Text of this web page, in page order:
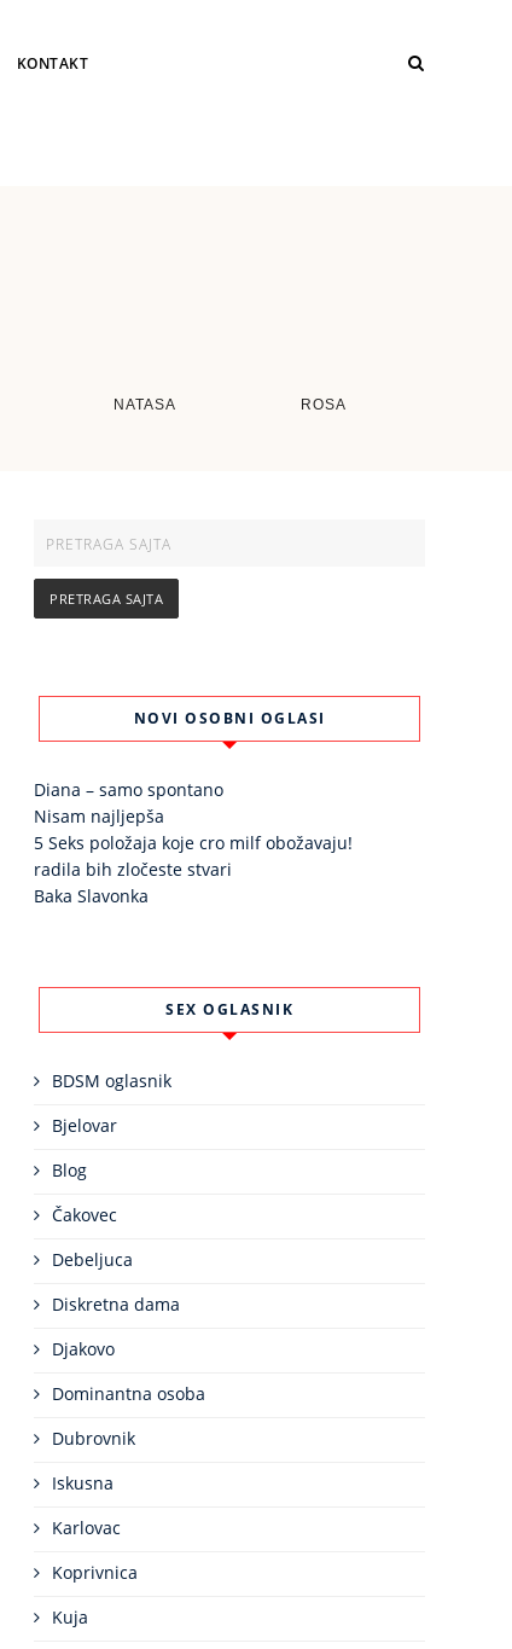
KONTAKT
NATASA ROSA
NOVI OSOBNI OGLASI
Diana – samo spontano
Nisam najljepša
5 Seks položaja koje cro milf obožavaju!
radila bih zločeste stvari
Baka Slavonka
SEX OGLASNIK
BDSM oglasnik
Bjelovar
Blog
Čakovec
Debeljuca
Diskretna dama
Djakovo
Dominantna osoba
Dubrovnik
Iskusna
Karlovac
Koprivnica
Kuja